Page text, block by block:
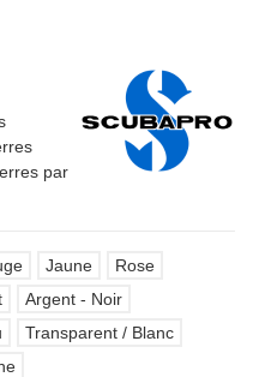
par
Jaune
Rose
Argent - Noir
Transparent / Blanc